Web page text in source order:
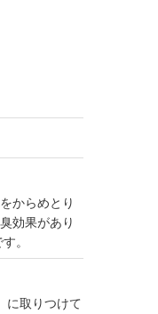
からめとり
効果があり
。
に取りつけて